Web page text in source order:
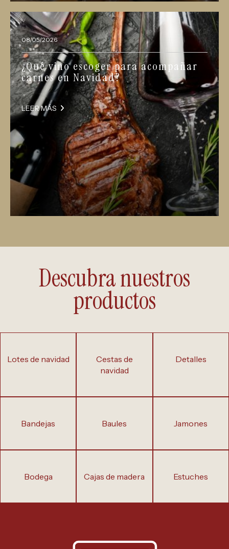
08/05/2026
¿Qué vino escoger para acompañar
carnes en Navidad?
LEER MÁS
Descubra nuestros
productos
lotes de navidad
cestas de
navidad
detalles
bandejas baules jamones
bodega cajas de madera estuches